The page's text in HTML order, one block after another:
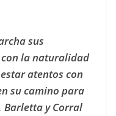
sus
la naturalidad
atentos con
su camino para
Barletta y Corral